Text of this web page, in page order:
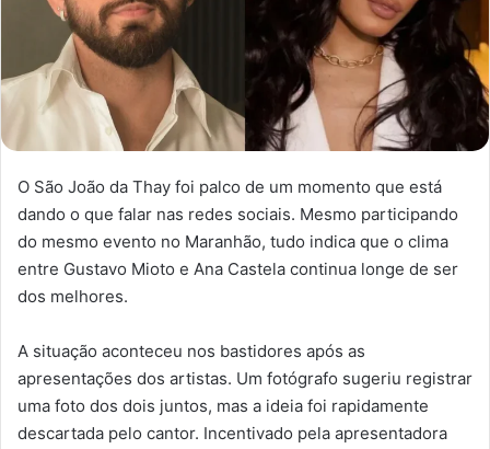
O São João da Thay foi palco de um momento que está
dando o que falar nas redes sociais. Mesmo participando
do mesmo evento no Maranhão, tudo indica que o clima
entre Gustavo Mioto e Ana Castela continua longe de ser
dos melhores.
A situação aconteceu nos bastidores após as
apresentações dos artistas. Um fotógrafo sugeriu registrar
uma foto dos dois juntos, mas a ideia foi rapidamente
descartada pelo cantor. Incentivado pela apresentadora